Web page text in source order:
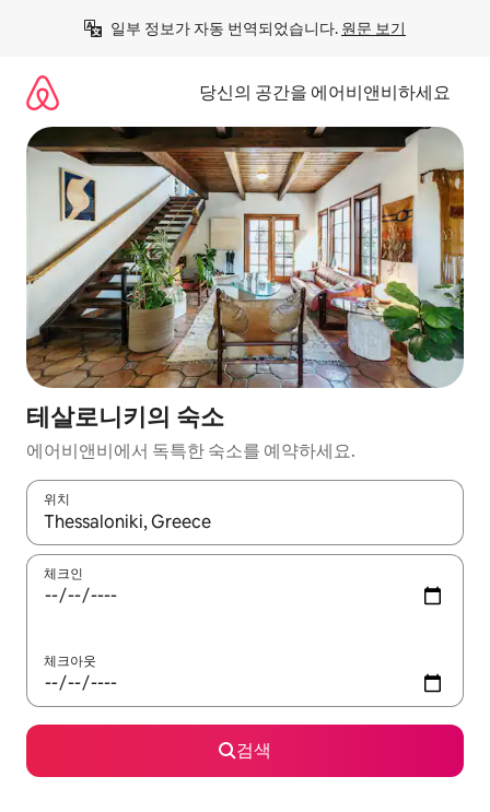
일부 정보가 자동 번역되었습니다. 원문 보기
당신의 공간을 에어비앤비하세요
테살로니키의 숙소
에어비앤비에서 독특한 숙소를 예약하세요.
위치
결과가 나오면 위·아래 화살표 키를 사용하거나 터치 또는 스와이
체크인
체크아웃
검색